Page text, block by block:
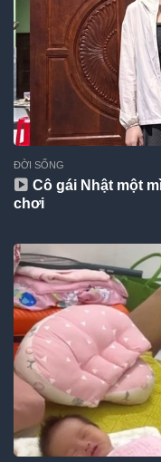
ĐỜI SỐNG
Cô gái Nhật một
chơi